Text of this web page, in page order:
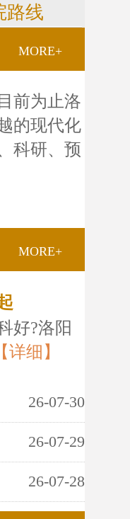
路线
MORE+
前为止洛
的现代化
科研、预
MORE+
好?洛阳
【详细】
26-07-30
26-07-29
26-07-28